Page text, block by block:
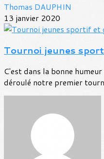
Thomas DAUPHIN
13 janvier 2020
Tournoi jeunes
C'est dans la bonne
déroulé notre premier